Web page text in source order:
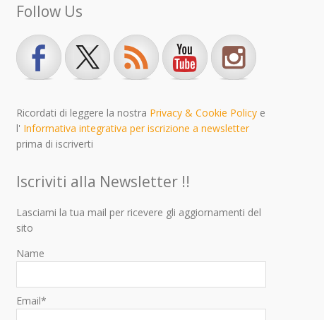
Follow Us
Ricordati di leggere la nostra Privacy & Cookie Policye
l' Informativa integrativa per iscrizione a newsletter
prima di iscriverti
Iscriviti alla Newsletter !!
Lasciami la tua mail per ricevere gli aggiornamenti del
sito
Name
Email*